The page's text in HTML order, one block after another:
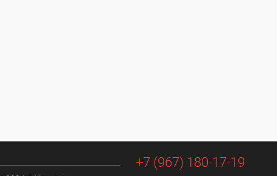
+7 (967) 180-17-19